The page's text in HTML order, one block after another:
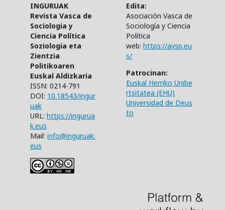
INGURUAK
Revista Vasca de
Sociologia y
Ciencia Política
Soziologia eta
Zientzia
Politikoaren
Euskal Aldizkaria
ISSN: 0214-791
DOI: 10.18543/ingur
uak
URL: https://ingurua
k.eus
Mail: info@inguruak.
eus
Edita:
Asociación Vasca de
Sociología y Ciencia
Política
web:https://avsp.eu
s/
Patrocinan:
Euskal Herriko Unibe
rtsitatea (EHU)
Universidad de Deus
to